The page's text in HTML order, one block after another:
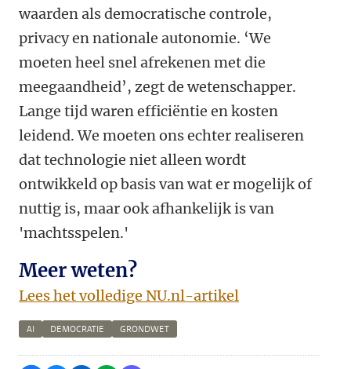
waarden als democratische controle,
privacy en nationale autonomie. ‘We
moeten heel snel afrekenen met die
meegaandheid’, zegt de wetenschapper.
Lange tijd waren efficiëntie en kosten
leidend. We moeten ons echter realiseren
dat technologie niet alleen wordt
ontwikkeld op basis van wat er mogelijk of
nuttig is, maar ook afhankelijk is van
'machtsspelen.'
Meer weten?
Lees het volledige NU.nl-artikel
AI DEMOCRATIE GRONDWET